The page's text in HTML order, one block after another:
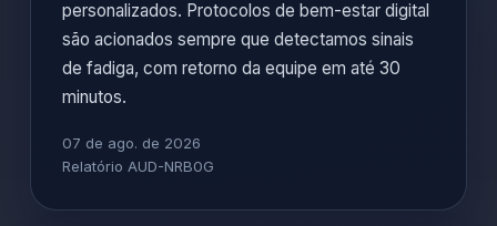
personalizados. Protocolos de bem-estar digital
são acionados sempre que detectamos sinais
de fadiga, com retorno da equipe em até 30
minutos.
07 de ago. de 2026
Relatório AUD-NRB0G